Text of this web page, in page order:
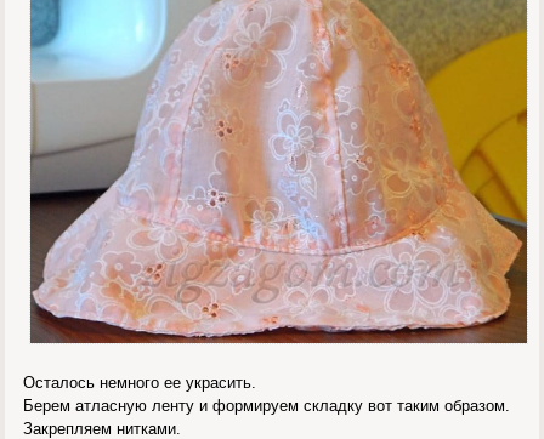
Осталось немного ее украсить.
Берем атласную ленту и формируем складку вот таким образом.
Закрепляем нитками.